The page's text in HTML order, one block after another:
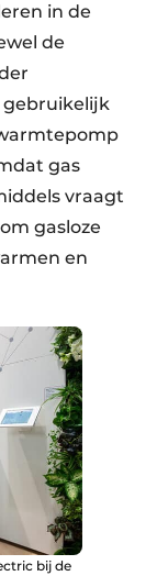
in de
de
gas
vraagt
gasloze
en
bij de